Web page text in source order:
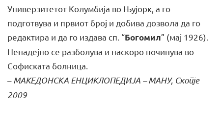
Универзитетот Колумбија во Њујорк, а го
подготвува и првиот број и добива дозвола да го
редактира и да го издава сп. “Богомил” (мај 1926).
Ненадејно се разболува и наскоро починува во
Софиската болница.
–МАКЕДОНСКА ЕНЦИКЛОПЕДИЈА –МАНУ, Скопје
2009